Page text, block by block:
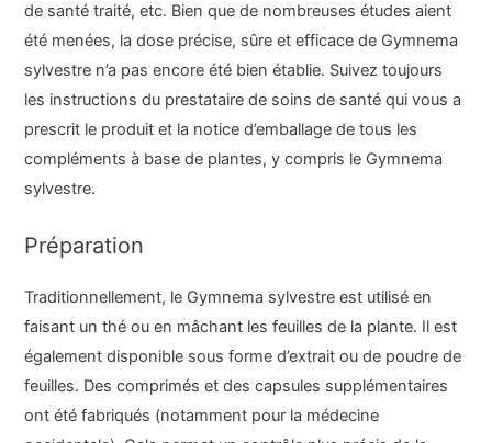
de santé traité, etc. Bien que de nombreuses études aient
été menées, la dose précise, sûre et efficace de Gymnema
sylvestre n’a pas encore été bien établie. Suivez toujours
les instructions du prestataire de soins de santé qui vous a
prescrit le produit et la notice d’emballage de tous les
compléments à base de plantes, y compris le Gymnema
sylvestre.
Préparation
Traditionnellement, le Gymnema sylvestre est utilisé en
faisant un thé ou en mâchant les feuilles de la plante. Il est
également disponible sous forme d’extrait ou de poudre de
feuilles. Des comprimés et des capsules supplémentaires
ont été fabriqués (notamment pour la médecine